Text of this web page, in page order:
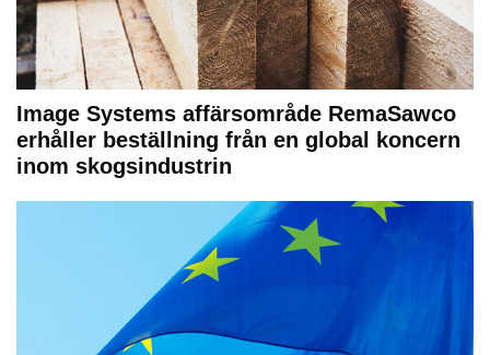
Image Systems affärsområde RemaSawco
erhåller beställning från en global koncern
inom skogsindustrin